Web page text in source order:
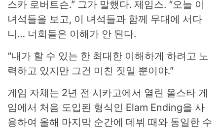
스카 로버트슨.” 그가 말했다. 제임스. “오늘 이
녀석들을 보고, 이 녀석들과 함께 무대에 서다
니… 너희들은 이해가 안 된다.
“내가 할 수 있는 한 최대한 이해하게 하려고 노
력하고 있지만 그건 미친 짓일 뿐이야.”
게임 자체는 2년 전 시카고에서 열린 올스타 게
임에서 처음 도입된 형식인 Elam Ending을 사
용하여 올해 마지막 순간에 데뷔 때와 동일한 수